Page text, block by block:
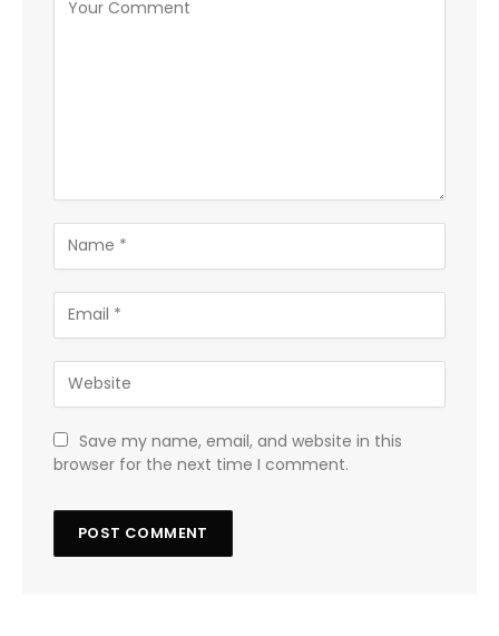
Save my name, email, and website in this
browser for the next time I comment.